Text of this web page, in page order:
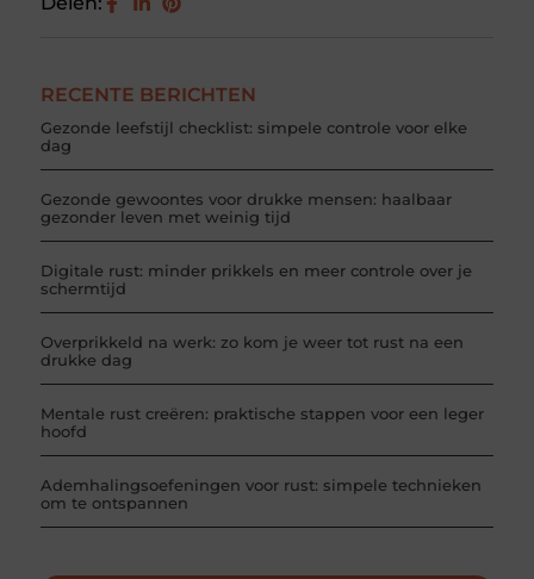
RECENTE BERICHTEN
Gezonde leefstijl checklist: simpele controle voor elke
dag
Gezonde gewoontes voor drukke mensen: haalbaar
gezonder leven met weinig tijd
Digitale rust: minder prikkels en meer controle over je
schermtijd
Overprikkeld na werk: zo kom je weer tot rust na een
drukke dag
Mentale rust creëren: praktische stappen voor een leger
hoofd
Ademhalingsoefeningen voor rust: simpele technieken
om te ontspannen